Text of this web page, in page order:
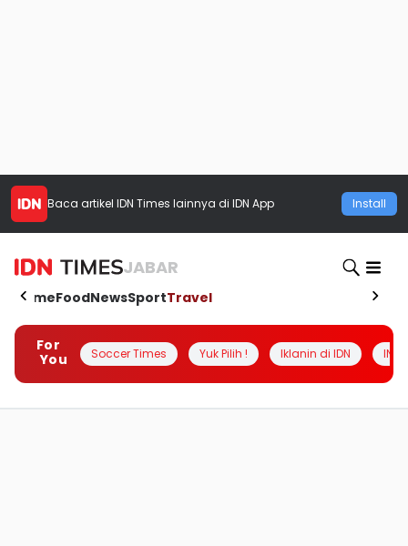
Baca artikel IDN Times lainnya di IDN App Install
JABAR
HomeFoodNewsSportTravel
For
You
Soccer Times Yuk Pilih ! Iklanin di IDN